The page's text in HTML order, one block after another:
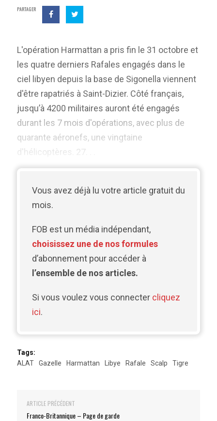
PARTAGER
L'opération Harmattan a pris fin le 31 octobre et
les quatre derniers Rafales engagés dans le
ciel libyen depuis la base de Sigonella viennent
d'être rapatriés à Saint-Dizier. Côté français,
jusqu’à 4200 militaires auront été engagés
durant les 7 mois d'opérations, avec plus de
quarante aéronefs, une vingtaine
d'hélicoptères. 27. . .
Vous avez déjà lu votre article gratuit du
mois.
FOB est un média indépendant,
choisissez une de nos formules
d’abonnement pour accéder à
l’ensemble de nos articles.
Si vous voulez vous connecter cliquez
ici.
Tags:
ALAT
Gazelle Harmattan Libye Rafale Scalp Tigre
ARTICLE PRÉCÉDENT
Franco-Britannique – Page de garde